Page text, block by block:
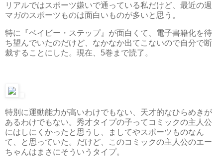
リアルではスポーツ嫌いで通っている私だけど、最近の週
マガのスポーツものは面白いものが多いと思う。
特に『ベイビー・ステップ』が面白くて、電子書籍化を待
ち望んでいたのだけど、なかなか出てこないので自分で断
裁することにした。現在、5巻まで読了。
特別に運動能力が高いわけでもない、天才的なひらめきが
あるわけでもない。秀才タイプの子ってコミックの主人公
にはしにくかったと思うし、ましてやスポーツものなん
て、と思っていた。だけど、このコミックの主人公のエー
ちゃんはまさにそういうタイプ。